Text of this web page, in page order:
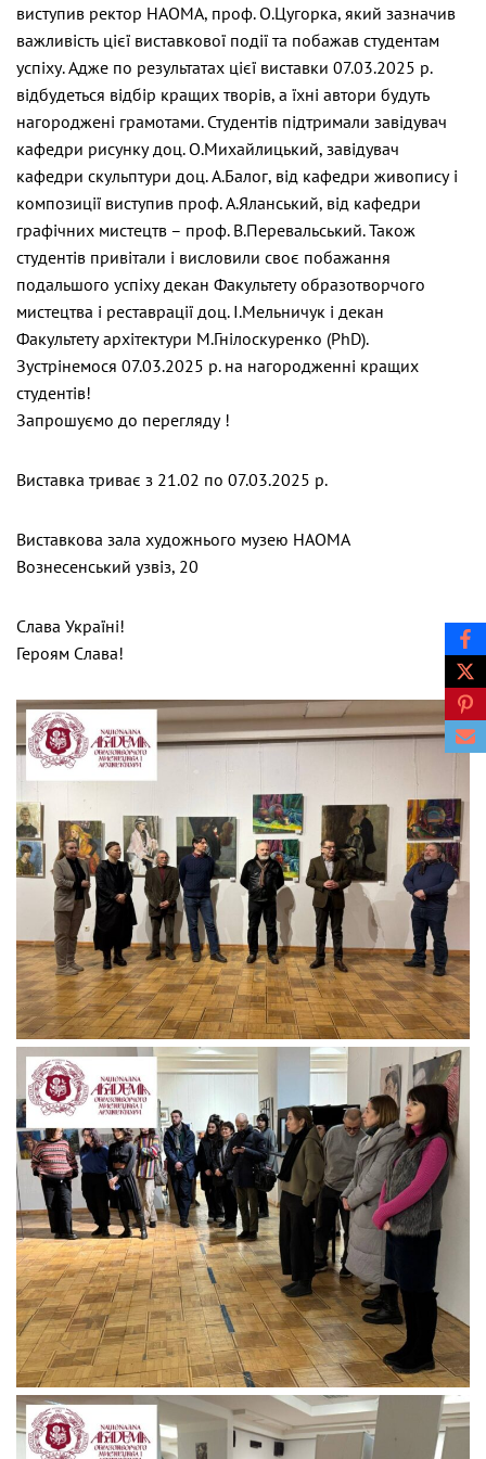
виступив ректор НАОМА, проф. О.Цугорка, який зазначив
важливість цієї виставкової події та побажав студентам
успіху. Адже по результатах цієї виставки 07.03.2025 р.
відбудеться відбір кращих творів, а їхні автори будуть
нагороджені грамотами. Студентів підтримали завідувач
кафедри рисунку доц. О.Михайлицький, завідувач
кафедри скульптури доц. А.Балог, від кафедри живопису і
композиції виступив проф. А.Яланський, від кафедри
графічних мистецтв – проф. В.Перевальський. Також
студентів привітали і висловили своє побажання
подальшого успіху декан Факультету образотворчого
мистецтва і реставрації доц. І.Мельничук і декан
Факультету архітектури М.Гнілоскуренко (PhD).
Зустрінемося 07.03.2025 р. на нагородженні кращих
студентів!
Запрошуємо до перегляду !
Виставка триває з 21.02 по 07.03.2025 р.
Виставкова зала художнього музею НАОМА
Вознесенський узвіз, 20
Слава Україні!
Героям Слава!